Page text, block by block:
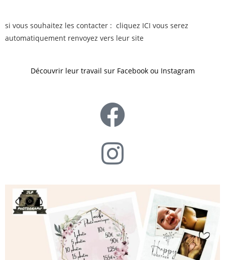
si vous souhaitez les contacter : cliquez ICI vous serez
automatiquement renvoyez vers leur site
Découvrir leur travail sur Facebook ou Instagram